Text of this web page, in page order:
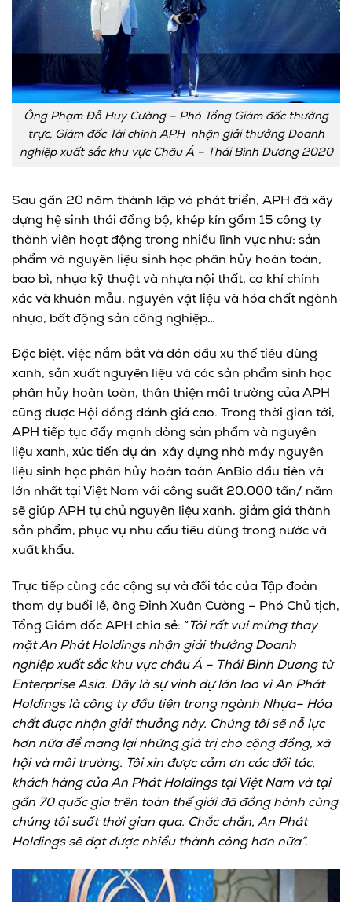
Ông Phạm Đỗ Huy Cường – Phó Tổng Giám đốc thường
trực, Giám đốc Tài chính APH nhận giải thưởng Doanh
nghiệp xuất sắc khu vực Châu Á – Thái Bình Dương 2020
Sau gần 20 năm thành lập và phát triển, APH đã xây
dựng hệ sinh thái đồng bộ, khép kín gồm 15 công ty
thành viên hoạt động trong nhiều lĩnh vực như: sản
phẩm và nguyên liệu sinh học phân hủy hoàn toàn,
bao bì, nhựa kỹ thuật và nhựa nội thất, cơ khí chính
xác và khuôn mẫu, nguyên vật liệu và hóa chất ngành
nhựa, bất động sản công nghiệp…
Đặc biệt, việc nắm bắt và đón đầu xu thế tiêu dùng
xanh, sản xuất nguyên liệu và các sản phẩm sinh học
phân hủy hoàn toàn, thân thiện môi trường của APH
cũng được Hội đồng đánh giá cao. Trong thời gian tới,
APH tiếp tục đẩy mạnh dòng sản phẩm và nguyên
liệu xanh, xúc tiến dự án xây dựng nhà máy nguyên
liệu sinh học phân hủy hoàn toàn AnBio đầu tiên và
lớn nhất tại Việt Nam với công suất 20.000 tấn/ năm
sẽ giúp APH tự chủ nguyên liệu xanh, giảm giá thành
sản phẩm, phục vụ nhu cầu tiêu dùng trong nước và
xuất khẩu.
Trực tiếp cùng các cộng sự và đối tác của Tập đoàn
tham dự buổi lễ, ông Đinh Xuân Cường – Phó Chủ tịch,
Tổng Giám đốc APH chia sẻ: “ Tôi rất vuimừng thay
mặtAn Phát Holdings nhận giải thưởng Doanh
nghiệp xuất sắc khu vực châu Á – Thái Bình Dương từ
EnterpriseAsia. Đây là sựvinh dựlớn lao vì An Phát
Holdingslà công ty đầu tiên trong ngành Nhựa– Hóa
chất được nhận giải thưởng này. Chúng tôi sẽ nỗ lực
hơn nữa để mang lại những giá trị cho cộng đồng, xã
hội và môi trường. Tôi xin được cảm ơn các đối tác,
khách hàng của An Phát Holdings tại Việt Nam và tại
gần 70 quốc gia trên toàn thế giới đã đồng hành cùng
chúng tôi suốt thời gian qua. Chắc chắn, An Phát
Holdings sẽ đạt được nhiều thành công hơn nữa”.